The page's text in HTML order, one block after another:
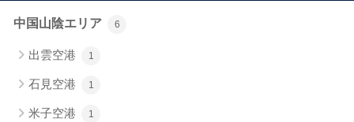
中国山陰エリア 6
出雲空港 1
石見空港 1
米子空港 1